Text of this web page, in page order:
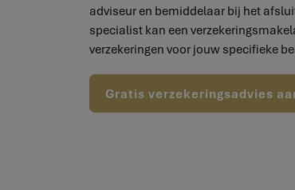
adviseur en bemiddelaar bij het
specialist kan een
verzekeringen voor jouw specifieke
Gratis verzekeringsadvies